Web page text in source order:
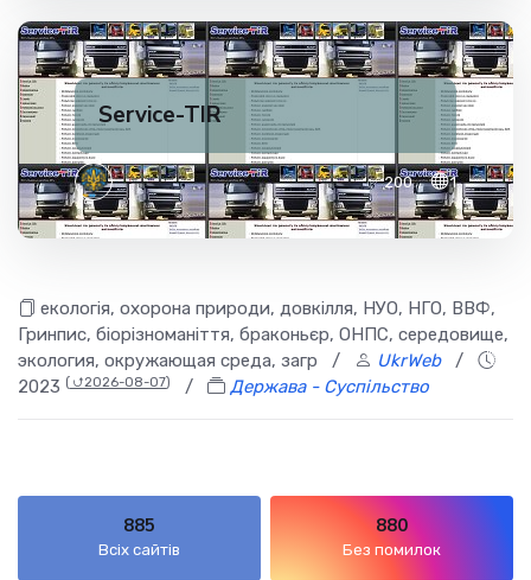
Service-TIR
✅ 200 1
екологія, охорона природи, довкілля, НУО, НГО, ВВФ,
Гринпис, біорізноманіття, браконьєр, ОНПС, середовище,
экология, окружающая среда, загр / UkrWeb/
2023 ( ⮍2026-08-07) / Держава - Суспільство
885
Всіх сайтів
880
Без помилок